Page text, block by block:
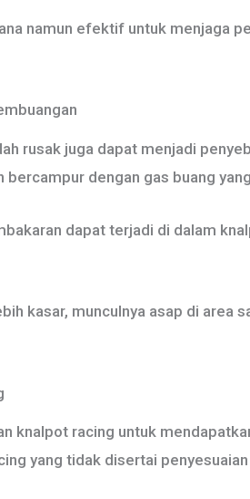
namun efektif untuk menjaga
rusak juga dapat menjadi
dengan gas buang
dapat terjadi di dalam
kasar, munculnya asap di area
knalpot racing untuk
yang tidak disertai